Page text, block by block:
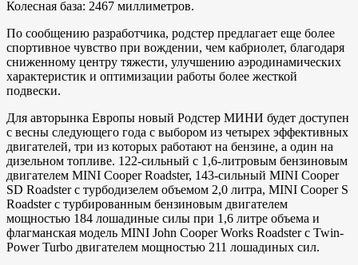
Колесная база: 2467 миллиметров.
По сообщению разработчика, родстер предлагает еще более
спортивное чувство при вождении, чем кабриолет, благодаря
сниженному центру тяжести, улучшению аэродинамических
характеристик и оптимизации работы более жесткой
подвески.
Для авторынка Европы новый Родстер МИНИ будет доступен
с весны следующего года с выбором из четырех эффективных
двигателей, три из которых работают на бензине, а один на
дизельном топливе. 122-сильный с 1,6-литровым бензиновым
двигателем MINI Cooper Roadster, 143-сильный MINI Cooper
SD Roadster с турбодизелем объемом 2,0 литра, MINI Cooper S
Roadster с турбированным бензиновым двигателем
мощностью 184 лошадиные силы при 1,6 литре объема и
флагманская модель MINI John Cooper Works Roadster с Twin-
Power Turbo двигателем мощностью 211 лошадиных сил.